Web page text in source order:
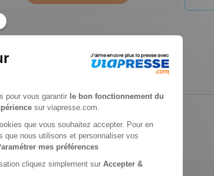
VIAPRESSE SUR VAN LIFE